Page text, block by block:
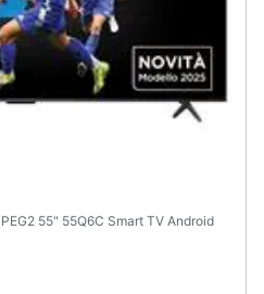
55" 55Q6C Smart TV Android